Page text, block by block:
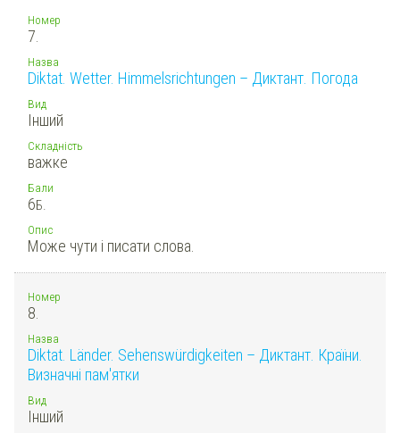
Номер
7.
Назва
Diktat. Wetter. Himmelsrichtungen – Диктант. Погода
Вид
Інший
Складність
важке
Бали
6Б.
Опис
Може чути і писати слова.
Номер
8.
Назва
Diktat. Länder. Sehenswürdigkeiten – Диктант. Країни.
Визначні пам'ятки
Вид
Інший